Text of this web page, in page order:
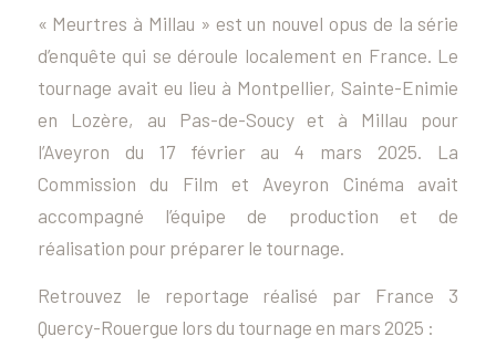
« Meurtres à Millau » est un nouvel opus de la série
d’enquête qui se déroule localement en France. Le
tournage avait eu lieu à Montpellier, Sainte-Enimie
en Lozère, au Pas-de-Soucy et à Millau pour
l’Aveyron du 17 février au 4 mars 2025. La
Commission du Film et Aveyron Cinéma avait
accompagné l’équipe de production et de
réalisation pour préparer le tournage.
Retrouvez le reportage réalisé par France 3
Quercy-Rouergue lors du tournage en mars 2025 :